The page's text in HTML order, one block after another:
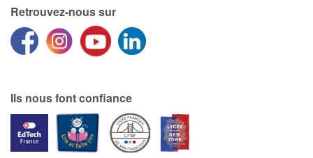
Émotions et sentiments
Formats et illustrations
Contraste +
Retrouvez-nous sur
Ils nous font confiance